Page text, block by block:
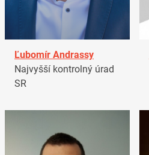
Ľubomír Andrassy
Najvyšší kontrolný úrad
SR